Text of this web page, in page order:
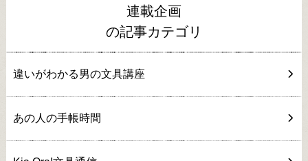
連載企画
の記事カテゴリ
違いがわかる男の文具講座
あの人の手帳時間